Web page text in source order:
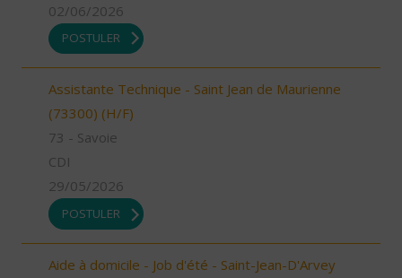
02/06/2026
POSTULER
Assistante Technique - Saint Jean de Maurienne
(73300) (H/F)
73 - Savoie
CDI
29/05/2026
POSTULER
Aide à domicile - Job d'été - Saint-Jean-D'Arvey